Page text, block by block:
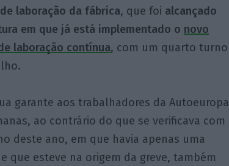
laboração da fábrica, que foi alcançado
em que já está implementado o novo
laboração contínua, com um quarto turno
garante aos trabalhadores da Autoeuropa
ao contrário do que se verificava com
deste ano, em que havia apenas uma
que esteve na origem da greve, também